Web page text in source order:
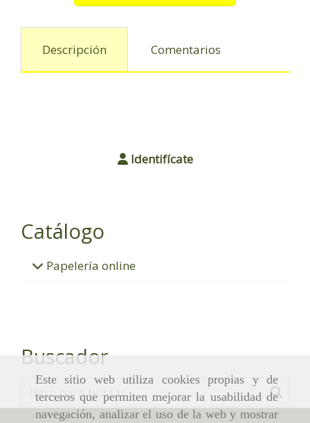
Este sitio web utiliza cookies propias y de
terceros que permiten mejorar la usabilidad de
navegación, analizar el uso de la web y mostrar
Descripción Comentarios
Identifícate
Catálogo
Papelería online
Buscador